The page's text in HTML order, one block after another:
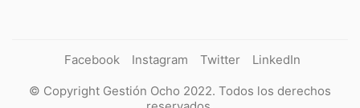
Facebook Instagram Twitter LinkedIn
© Copyright Gestión Ocho 2022. Todos los derechos